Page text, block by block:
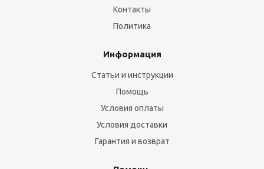
Контакты
Политика
Информация
Статьи и инструкции
Помощь
Условия оплаты
Условия доставки
Гарантия и возврат